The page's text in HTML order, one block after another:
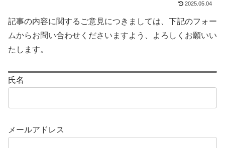
2025.05.04
記事の内容に関するご意見につきましては、下記のフォー
ムからお問い合わせくださいますよう、よろしくお願いい
たします。
氏名
メールアドレス